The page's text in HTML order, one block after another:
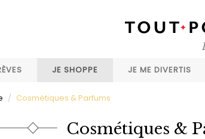
JE SHOPPE JE ME DIVERTIS
Cosmétiques & Parfums
Cosmétiques &